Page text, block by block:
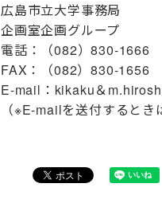
広島市立大学事務局
企画室企画グループ
電話：（082）830-1666
FAX：（082）830-1656
E-mail：kikaku＆
（※E-mailを送付すると